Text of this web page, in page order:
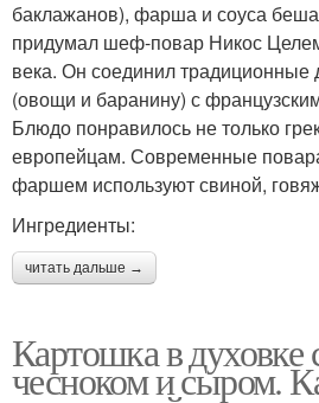
баклажанов), фарша и соуса
придумал шеф-повар Никос
века. Он соединил традиционные
(овощи и баранину) с
Блюдо понравилось не только
европейцам. Современные
фаршем используют свиной,
Ингредиенты:
читать дальше →
Картошка в духовке
чесноком и сыром.